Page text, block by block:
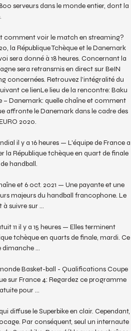
serveurs dans le monde entier, dont la
comment voir le match en streaming?
la République Tchèque et le Danemark
sera donné à 18 heures. Concernant la
sera retransmis en direct sur BeIN
concernées. Retrouvez l'intégralité du
ce lienLe lieu de la rencontre: Baku
– Danemark: quelle chaîne et comment
affronte le Danemark dans le cadre des
2020.
il y a 16 heures — L'équipe de France a
République tchèque en quart de finale
handball.
et 6 oct. 2021 — Une payante et une
majeurs du handball francophone. Le
suivre sur ...
11 il y a 15 heures — Elles terminent
tchèque en quarts de finale, mardi. Ce
...
Basket-ball - Qualifications Coupe
sur France 4: Regardez ce programme
pour ...
diffuse le Superbike en clair. Cependant,
Par conséquent, seul un internaute